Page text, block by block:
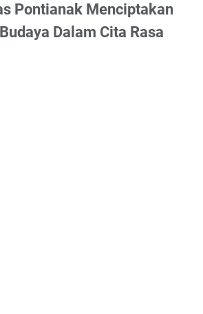
Pontianak Menciptakan
Dalam Cita Rasa